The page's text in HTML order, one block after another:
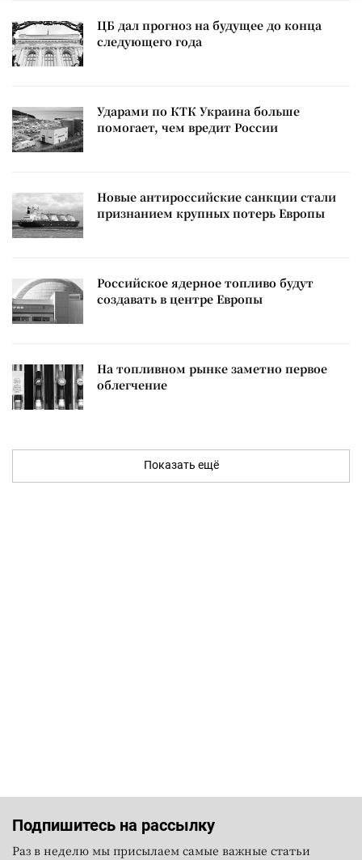
ЦБ дал прогноз на будущее до конца
следующего года
Ударами по КТК Украина больше
помогает, чем вредит России
Новые антироссийские санкции стали
признанием крупных потерь Европы
Российское ядерное топливо будут
создавать в центре Европы
На топливном рынке заметно первое
облегчение
Показать ещё
Подпишитесь на рассылку
Раз в неделю мы присылаем самые важные статьи